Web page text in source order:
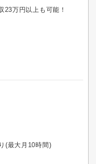
23万円以上も可能！
(最大月10時間)